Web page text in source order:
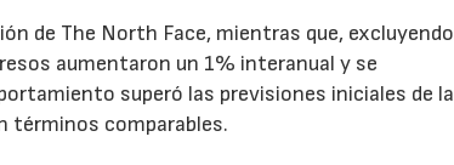
de The North Face, mientras que, excluyendo
aumentaron un 1% interanual y se
superó las previsiones iniciales de la
términos comparables.